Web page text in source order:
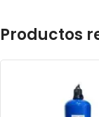
Productos